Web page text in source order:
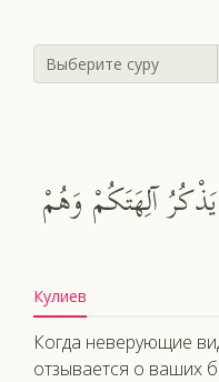
Выберите суру
آلِهَتَكُمْ وَهُمْ
Кулиев
Когда неверующие
отзывается о ваших